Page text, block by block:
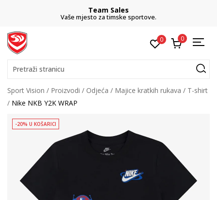
Team Sales
Vaše mjesto za timske sportove.
0 0
Pretraži stranicu
Sport Vision Proizvodi Odjeća Majice kratkih rukava
T-shirt
Nike NKB Y2K WRAP
-20% U KOŠARICI